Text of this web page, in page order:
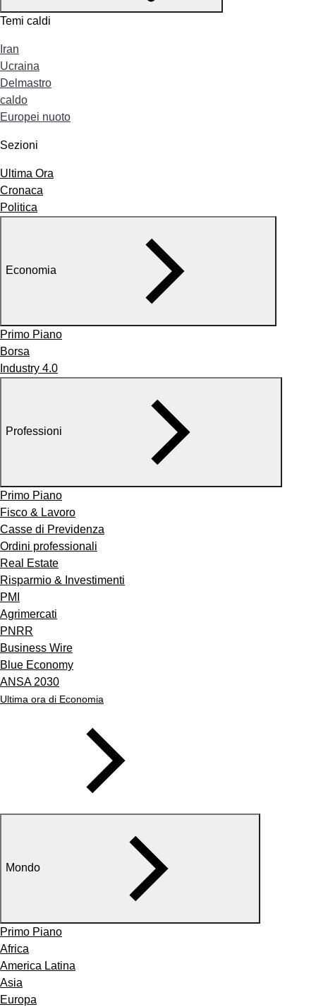
Temi caldi
Iran
Ucraina
Delmastro
caldo
Europei nuoto
Sezioni
Ultima Ora
Cronaca
Politica
Economia
Primo Piano
Borsa
Industry 4.0
Professioni
Primo Piano
Fisco & Lavoro
Casse di Previdenza
Ordini professionali
Real Estate
Risparmio & Investimenti
PMI
Agrimercati
PNRR
Business Wire
Blue Economy
ANSA 2030
Ultima ora di Economia
Mondo
Primo Piano
Africa
America Latina
Asia
Europa